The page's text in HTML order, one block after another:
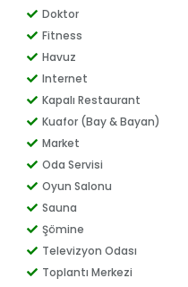
Doktor
Fitness
Havuz
Internet
Kapalı Restaurant
Kuafor (Bay & Bayan)
Market
Oda Servisi
Oyun Salonu
Sauna
Şömine
Televizyon Odası
Toplantı Merkezi